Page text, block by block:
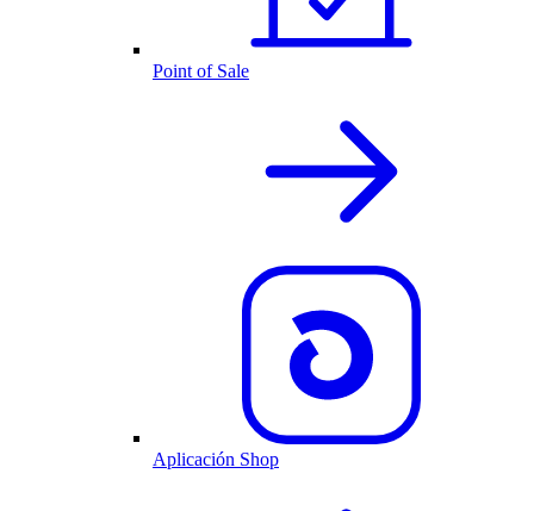
Point of Sale
Aplicación Shop